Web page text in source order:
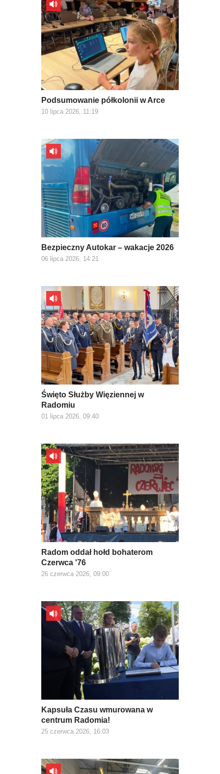
Podsumowanie półkolonii w Arce
10 lipca 2026, 11:19
Bezpieczny Autokar – wakacje 2026
06 lipca 2026, 14:21
Święto Służby Więziennej w
Radomiu
01 lipca 2026, 09:40
Radom oddał hołd bohaterom
Czerwca '76
26 czerwca 2026, 09:00
Kapsuła Czasu wmurowana w
centrum Radomia!
25 czerwca 2026, 16:03